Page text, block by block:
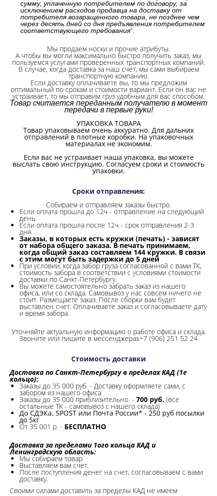
сумму, уплаченную потребителем по договору, за
исключением расходов продавца на доставку от
потребителя возвращенного товара, не позднее чем
через десять дней со дня предъявления потребителем
соответствующего требования".
Мы продаем носки и прочие атрибуты.
А чтобы вы могли максимально быстро получить заказ, мы
пользуемся услугами проверенных транспортных компаний.
В случае, когда доставка за наш счет, мы сами выбираем
транспортную компанию.
Если доставку оплачиваете вы, то мы предложим
оптимальный по срокам и стоимости вариант. Если он вас не
устраивает, то мы отправим груз удобным для вас способом.
Товар считается переданным получателю в момент
передачи в первые руки!
УПАКОВКА ТОВАРА
Товар упаковываем очень аккуратно. Для дальних
отправлений в плотные коробки. На упаковочных
материалах не экономим.
Если вас не устраивает наша упаковка, вы можете
выслать свою инструкцию. Согласуем сроки и стоимость
упаковки.
Сроки отправления:
Собираем и отправляем заказы быстро.
Если оплата прошла до 12ч - отправление на следующий
день.
Если оплата прошла после 12ч - срок отправления 2-3
дня.
Заказы, в которых есть кружки (печать) - зависят
от набора общего заказа. В печать принимаем,
когда общий заказ составляем 144 кружки. В связи
с этим могут быть задержки до 5 дней
При условии, когда забор груза согласованной с вами ТК,
стоимость забора в соответствии с условиями стоимости
доставки по Санкт-Петербургу.
Вы можете самостоятельно забрать заказ из нашего
офиса, или со склада. Самовывоз у нас совсем ничего не
стоит. Размещаете заказ. После сборки вам будет
выставлен счет. Оплачиваете заказ и согласовываете дату
и время забора.
Уточняйте актуальную информацию о работе офиса и склада.
Звоните или пишите в мессенджерах+7 (906) 251 52 24
Стоимость доставки
Доставка по Санкт-Петербургу в пределах КАД (1е
кольцо):
Заказы до 35 000 руб. - Доставку оформляете сами, с
забором из нашего офиса
Заказы до 35 000 приблизительно. - 700 руб. (все
остальные ТК - самовывоз с нашего склада)
До СДЭКа, 5POST или Почта России* - 250 руб посылки
до 5кг
От 35 001 р. - БЕСПЛАТНО
Доставка за пределами 1ого кольца КАД и
Ленинградскую область:
Мы собираем товар.
Выставляем вам счет.
После поступления денег на счет, согласовываем с вами
доставку.
Своими силами доставить за пределы КАД не имеем